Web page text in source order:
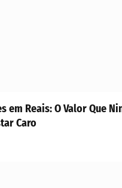
em Reais: O Valor Que
Caro